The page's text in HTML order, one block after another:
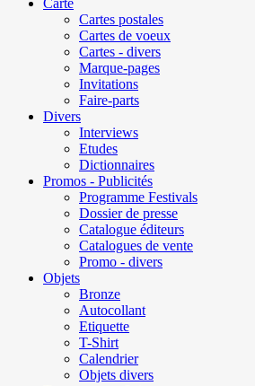
Cartes postales
Cartes de voeux
Cartes - divers
Marque-pages
Invitations
Faire-parts
Divers
Interviews
Etudes
Dictionnaires
Promos - Publicités
Programme Festivals
Dossier de presse
Catalogue éditeurs
Catalogues de vente
Promo - divers
Objets
Bronze
Autocollant
Etiquette
T-Shirt
Calendrier
Objets divers